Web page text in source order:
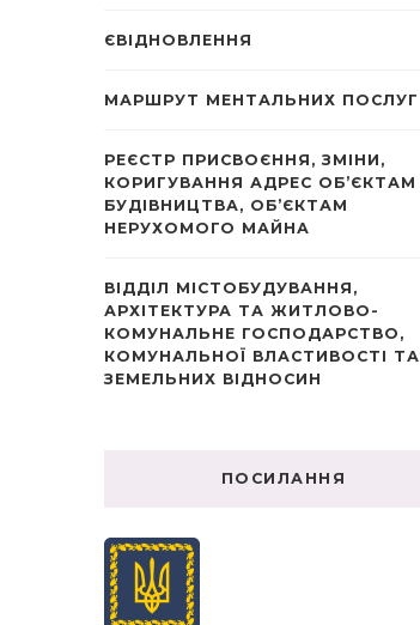
ЄВІДНОВЛЕННЯ
МАРШРУТ МЕНТАЛЬНИХ ПОСЛУГ
РЕЄСТР ПРИСВОЄННЯ, ЗМІНИ,
КОРИГУВАННЯ АДРЕС ОБ’ЄКТАМ
БУДІВНИЦТВА, ОБ’ЄКТАМ
НЕРУХОМОГО МАЙНА
ВІДДІЛ МІСТОБУДУВАННЯ,
АРХІТЕКТУРА ТА ЖИТЛОВО-
КОМУНАЛЬНЕ ГОСПОДАРСТВО,
КОМУНАЛЬНОЇ ВЛАСТИВОСТІ ТА
ЗЕМЕЛЬНИХ ВІДНОСИН
ПОСИЛАННЯ